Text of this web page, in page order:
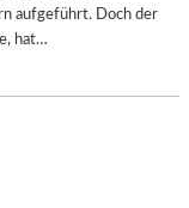
aufgeführt. Doch der
hat…